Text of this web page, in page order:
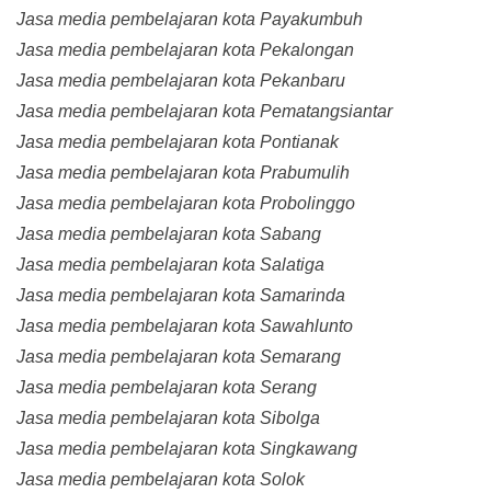
Jasa media pembelajaran kota Payakumbuh
Jasa media pembelajaran kota Pekalongan
Jasa media pembelajaran kota Pekanbaru
Jasa media pembelajaran kota Pematangsiantar
Jasa media pembelajaran kota Pontianak
Jasa media pembelajaran kota Prabumulih
Jasa media pembelajaran kota Probolinggo
Jasa media pembelajaran kota Sabang
Jasa media pembelajaran kota Salatiga
Jasa media pembelajaran kota Samarinda
Jasa media pembelajaran kota Sawahlunto
Jasa media pembelajaran kota Semarang
Jasa media pembelajaran kota Serang
Jasa media pembelajaran kota Sibolga
Jasa media pembelajaran kota Singkawang
Jasa media pembelajaran kota Solok